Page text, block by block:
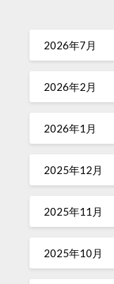
2026年7月
2026年2月
2026年1月
2025年12月
2025年11月
2025年10月